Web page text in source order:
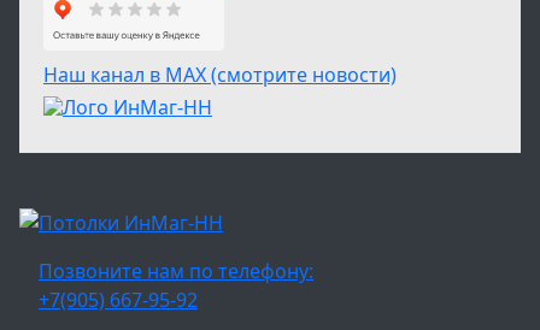
Наш канал в МАХ (смотрите новости)
Позвоните нам по телефону:
+7(905) 667-95-92